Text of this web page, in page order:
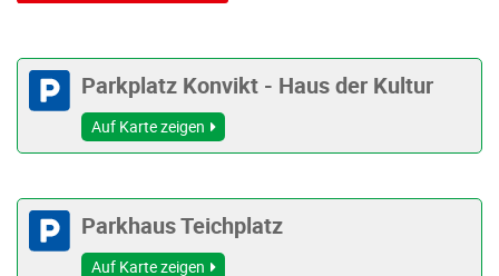
Parkplatz Konvikt - Haus der Kultur
Auf Karte zeigen
Parkhaus Teichplatz
Auf Karte zeigen